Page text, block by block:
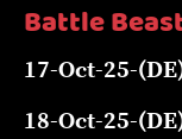
Battle
17-Oct-25-
18-Oct-25-